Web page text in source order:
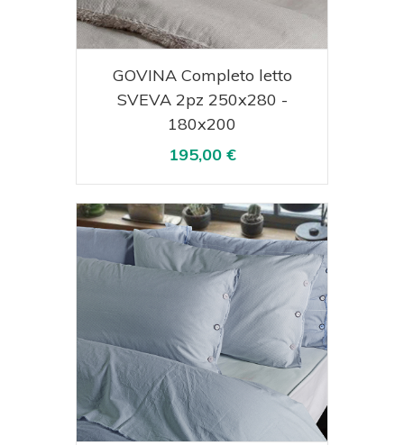
Acquista Visualizza
GOVINA Completo letto
SVEVA 2pz 250x280 -
180x200
195,00 €